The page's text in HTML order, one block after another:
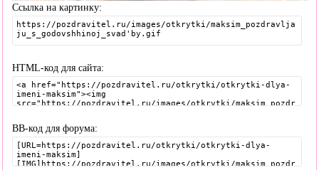
Ссылка на картинку:
HTML-код для сайта:
BB-код для форума: